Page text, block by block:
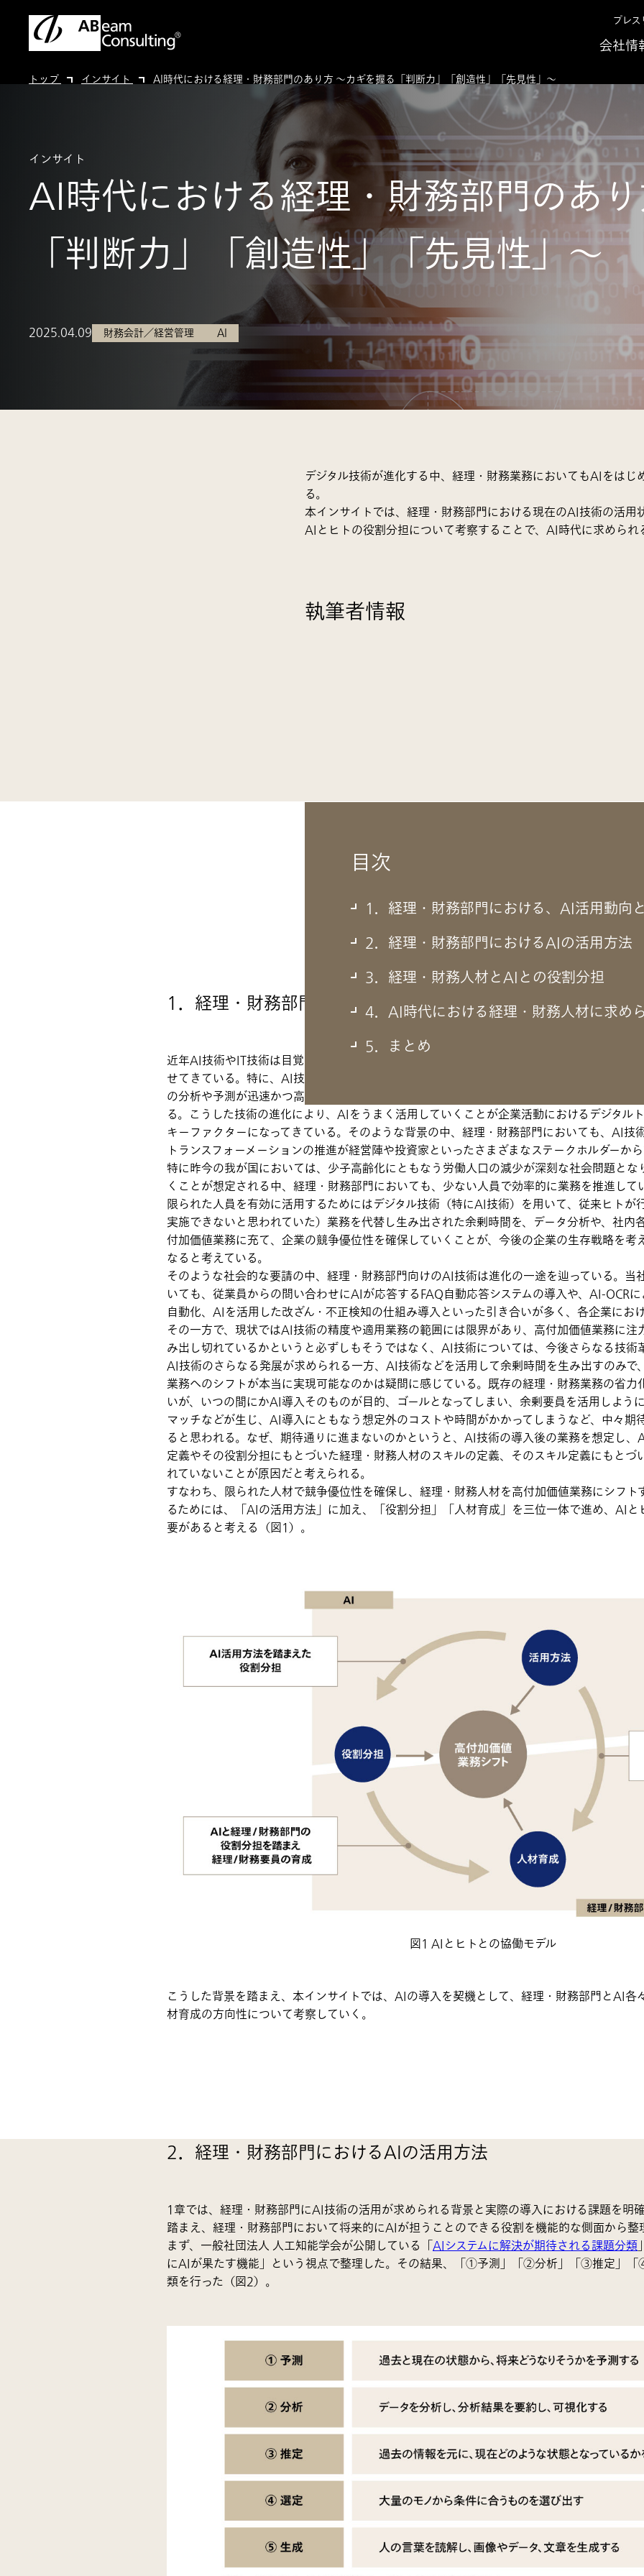
会社情
プレ
トップ インサイト AI時代における経理・財務部門のあり方 ～カギを握る「判断力」「創造性」「先見性」～
AI時代における経理・財務部門のあ
「判断力」「創造性」「先見性」～
インサイト
2025.04.09 財務会計／経営管理 AI
デジタル技術が進化する中、経理・財務業務においてもAIをは
る。
本インサイトでは、経理・財務部門における現在のAI技術の活
AIとヒトの役割分担について考察することで、AI時代に求められ
執筆者情報
目次
1．経理・財務部門における、AI活用動向
2．経理・財務部門におけるAIの活用方法
3．経理・財務人材とAIとの役割分担
4．AI時代における経理・財務人材に求め
5．まとめ
1．経理・財務部門における、AI活用動向と将来の展望
近年AI技術やIT技術は目覚ましい発展を遂げており、ビジネスの現場にもデジタルトランスフ
せてきている。特に、AI技術は急速に発展をみせており、LLM（大規模言語モデル）や生成
の分析や予測が迅速かつ高精度に行えるようになり、企業の意思決定プロセスや業務の効率
る。こうした技術の進化により、AIをうまく活用していくことが企業活動におけるデジタル
キーファクターになってきている。そのような背景の中、経理・財務部門においても、AI技
トランスフォーメーションの推進が経営陣や投資家といったさまざまなステークホルダーから
特に昨今の我が国においては、少子高齢化にともなう労働人口の減少が深刻な社会問題とな
くことが想定される中、経理・財務部門においても、少ない人員で効率的に業務を推進して
限られた人員を有効に活用するためにはデジタル技術（特にAI技術）を用いて、従来ヒトが
実施できないと思われていた）業務を代替し生み出された余剰時間を、データ分析や、社内
付加価値業務に充て、企業の競争優位性を確保していくことが、今後の企業の生存戦略を考
なると考えている。
そのような社会的な要請の中、経理・財務部門向けのAI技術は進化の一途を辿っている。当
いても、従業員からの問い合わせにAIが応答するFAQ自動応答システムの導入や、AI-OCR
自動化、AIを活用した改ざん・不正検知の仕組み導入といった引き合いが多く、各企業にお
その一方で、現状ではAI技術の精度や適用業務の範囲には限界があり、高付加価値業務に
み出し切れているかというと必ずしもそうではなく、AI技術については、今後さらなる技術
AI技術のさらなる発展が求められる一方、AI技術などを活用して余剰時間を生み出すのみで
業務へのシフトが本当に実現可能なのかは疑問に感じている。既存の経理・財務業務の省
いが、いつの間にかAI導入そのものが目的、ゴールとなってしまい、余剰要員を活用しよう
マッチなどが生じ、AI導入にともなう想定外のコストや時間がかかってしまうなど、中々期
ると思われる。なぜ、期待通りに進まないのかというと、AI技術の導入後の業務を想定し
定義やその役割分担にもとづいた経理・財務人材のスキルの定義、そのスキル定義にもとづ
れていないことが原因だと考えられる。
すなわち、限られた人材で競争優位性を確保し、経理・財務人材を高付加価値業務にシフ
るためには、「AIの活用方法」に加え、「役割分担」「人材育成」を三位一体で進め、AIと
要があると考える（図1）。
図1 AIとヒトとの協働モデル
こうした背景を踏まえ、本インサイトでは、AIの導入を契機として、経理・財務部門とAI各
材育成の方向性について考察していく。
2．経理・財務部門におけるAIの活用方法
1章では、経理・財務部門にAI技術の活用が求められる背景と実際の導入における課題を明
踏まえ、経理・財務部門において将来的にAIが担うことのできる役割を機能的な側面から整
まず、一般社団法人 人工知能学会が公開している「AIシステムに解決が期待される課題分類
にAIが果たす機能」という視点で整理した。その結果、「①予測」「②分析」「③推定」
類を行った（図2）。